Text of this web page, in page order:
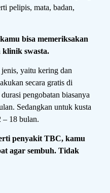
pelipis, mata, badan,
bisa memeriksakan
klinik swasta.
yaitu kering dan
secara gratis di
pengobatan biasanya
Sedangkan untuk kusta
– 18 bulan.
penyakit TBC, kamu
agar sembuh. Tidak